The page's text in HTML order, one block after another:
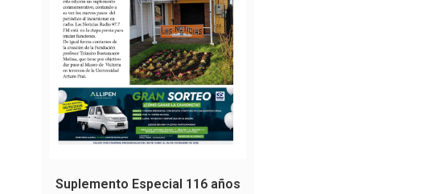
Suplemento Especial 116 años